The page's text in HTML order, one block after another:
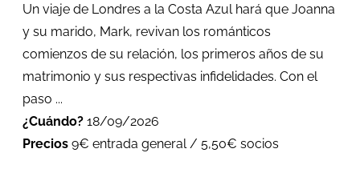
Un viaje de Londres a la Costa Azul hará que Joanna
y su marido, Mark, revivan los románticos
comienzos de su relación, los primeros años de su
matrimonio y sus respectivas infidelidades. Con el
paso ...
¿Cuándo? 18/09/2026
Precios 9€ entrada general / 5,50€ socios